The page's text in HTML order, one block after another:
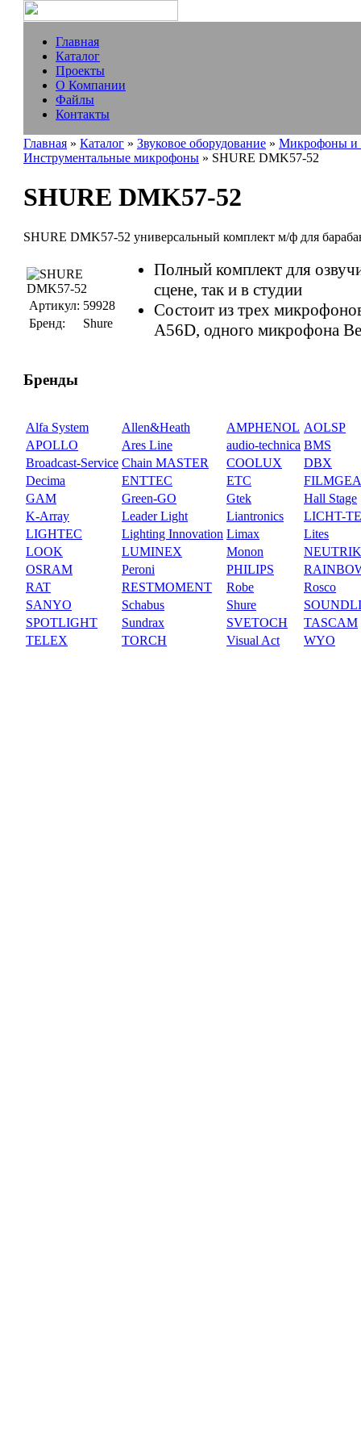
Главная
Каталог
Проекты
О Компании
Файлы
Контакты
Главная » Каталог » Звуковое оборудование » Микрофоны и
Инструментальные микрофоны » SHURE DMK57-52
SHURE DMK57-52
SHURE DMK57-52 универсальный комплект м/ф для
Артикул: 59928
Бренд:
Shure
Полный комплект для
сцене, так и в студии
Состоит из трех
А56D, одного микрофона
Бренды
Alfa System Allen&Heath AMPHENOL AOLSP
APOLLO
Ares Line audio-technica BMS
Broadcast-Service Chain MASTER COOLUX
DBX
Decima
ENTTEC ETC
GAM
Green-GO Gtek
Hall Stage
K-Array
Leader Light Liantronics
LICHT-
LIGHTEC
Lighting Innovation Limax
Lites
LOOK
LUMINEX Monon
NEUTRIK
OSRAM
Peroni PHILIPS
RAT
RESTMOMENT Robe
Rosco
SANYO
Schabus Shure
SPOTLIGHT
Sundrax SVETOCH
TASCAM
TELEX
TORCH Visual Act WYO